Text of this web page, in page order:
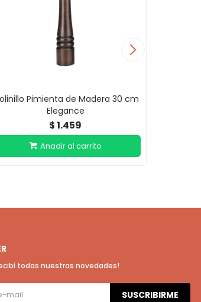
Pimienta de Madera 30 cm
Elegance
$1.459
todas nuestras novedades!
SUSCRIBIRME